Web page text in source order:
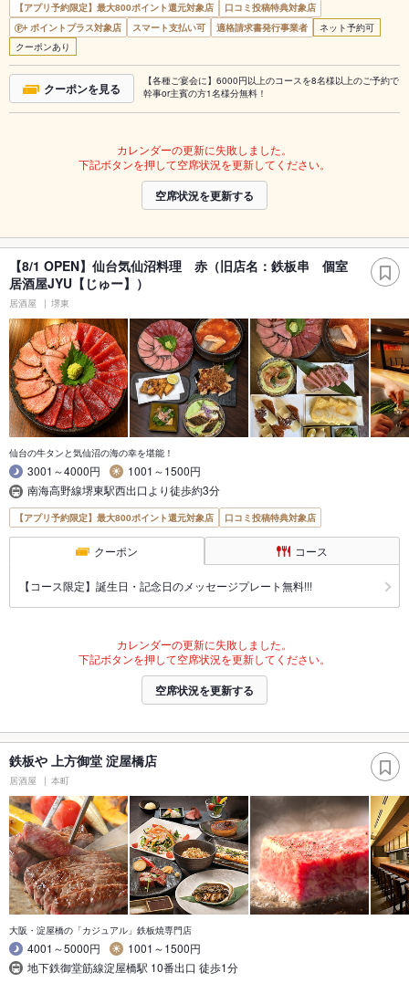
【アプリ予約限定】最大800ポイント還元対象店
口コミ投稿特典対象店
ポイントプラス対象店
スマート支払い可 適格請求書発行事業者
ネット予約可
クーポンあり
クーポンを見る
【各種ご宴会に】6000円以上のコースを8名様以上のご予約で
幹事or主賓の方1名様分無料！
カレンダーの更新に失敗しました。
下記ボタンを押して空席状況を更新してください。
空席状況を更新する
【8/1 OPEN】仙台気仙沼料理 赤（旧店名：鉄板串 個室
居酒屋JYU【じゅー】）
居酒屋 堺東
仙台の牛タンと気仙沼の海の幸を堪能！
3001～4000円
1001～1500円
南海高野線堺東駅西出口より徒歩約3分
【アプリ予約限定】最大800ポイント還元対象店 口コミ投稿特典対象店
クーポン コース
【コース限定】誕生日・記念日のメッセージプレート無料!!!
カレンダーの更新に失敗しました。
下記ボタンを押して空席状況を更新してください。
空席状況を更新する
鉄板や 上方御堂 淀屋橋店
居酒屋 本町
大阪・淀屋橋の「カジュアル」鉄板焼専門店
4001～5000円
1001～1500円
地下鉄御堂筋線淀屋橋駅 10番出口 徒歩1分